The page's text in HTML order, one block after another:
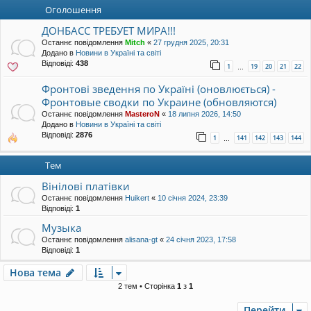
Оголошення
ДОНБАСС ТРЕБУЕТ МИРА!!!
Останнє повідомлення Mitch « 27 грудня 2025, 20:31
Додано в Новини в Україні та світі
Відповіді: 438 1 … 19 20 21 22
Фронтові зведення по Україні (оновлюється) -
Фронтовые сводки по Украине (обновляются)
Останнє повідомлення MasteroN « 18 липня 2026, 14:50
Додано в Новини в Україні та світі
Відповіді: 2876 1 … 141 142 143 144
Тем
Вінілові платівки
Останнє повідомлення Huikert « 10 січня 2024, 23:39
Відповіді: 1
Музыка
Останнє повідомлення alisana-gt « 24 січня 2023, 17:58
Відповіді: 1
Нова тема
2 тем • Сторінка 1 з 1